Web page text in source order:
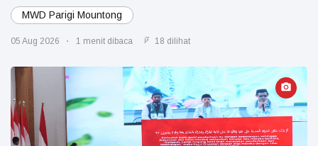
MWD Parigi Mountong
05 Aug 2026 1 menit dibaca 18 dilihat